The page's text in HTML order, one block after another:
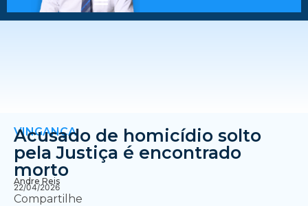
VINGANÇA
Acusado de homicídio solto
pela Justiça é encontrado
morto
Andre Reis
22/04/2026
Compartilhe